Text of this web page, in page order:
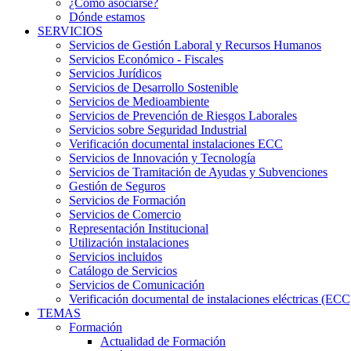
¿Cómo asociarse?
Dónde estamos
SERVICIOS
Servicios de Gestión Laboral y Recursos Humanos
Servicios Económico - Fiscales
Servicios Jurídicos
Servicios de Desarrollo Sostenible
Servicios de Medioambiente
Servicios de Prevención de Riesgos Laborales
Servicios sobre Seguridad Industrial
Verificación documental instalaciones ECC
Servicios de Innovación y Tecnología
Servicios de Tramitación de Ayudas y Subvenciones
Gestión de Seguros
Servicios de Formación
Servicios de Comercio
Representación Institucional
Utilización instalaciones
Servicios incluidos
Catálogo de Servicios
Servicios de Comunicación
Verificación documental de instalaciones eléctricas
TEMAS
Formación
Actualidad de Formación